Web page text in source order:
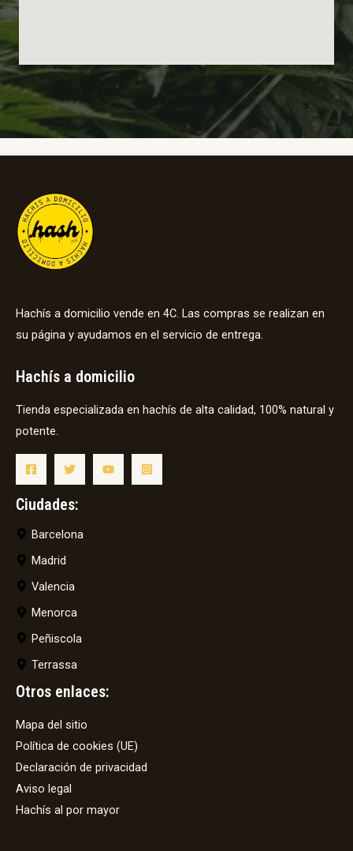
Hachís a domicilio vende en 4C. Las compras se realizan en
su página y ayudamos en el servicio de entrega.
Hachís a domicilio
Tienda especializada en hachís de alta calidad, 100% natural y
potente.
Ciudades:
Barcelona
Madrid
Valencia
Menorca
Peñiscola
Terrassa
Otros enlaces:
Mapa del sitio
Política de cookies (UE)
Declaración de privacidad
Aviso legal
Hachís al por mayor